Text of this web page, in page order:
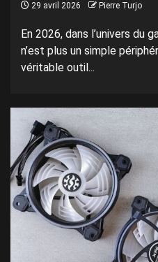
29 avril 2026 Pierre Turjo
En 2026, dans l’univers du
n’est plus un simple
véritable outil...